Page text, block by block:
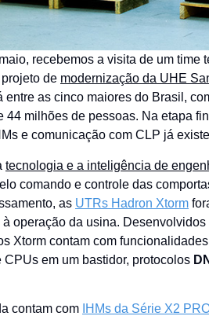
recebemos a visita de um time
de modernização da UHE
entre as cinco maiores do Brasil,
44 milhões de pessoas. Na etapa
e comunicação com CLP já
tecnologia e a inteligência de
comando e controle das
as UTRs Hadron Xtorm
operação da usina.
Xtorm contam com
CPUs em um bastidor, protocolos
contam com IHMs da Série X2